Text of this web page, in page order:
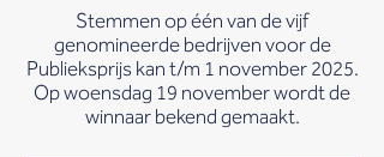
Stemmen op één van de vijf
genomineerde bedrijven voor de
Publieksprijs kan t/m 1 november 2025.
Op woensdag 19 november wordt de
winnaar bekend gemaakt.